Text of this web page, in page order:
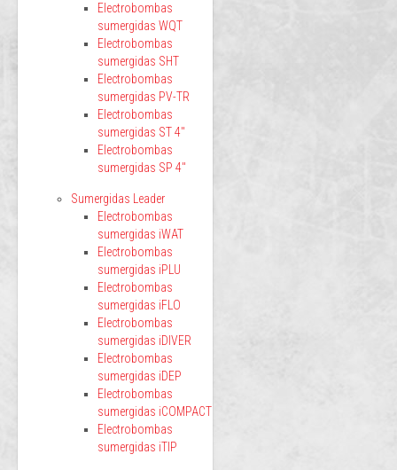
Electrobombas
sumergidas WQT
Electrobombas
sumergidas SHT
Electrobombas
sumergidas PV-TR
Electrobombas
sumergidas ST 4"
Electrobombas
sumergidas SP 4"
Sumergidas Leader
Electrobombas
sumergidas iWAT
Electrobombas
sumergidas iPLU
Electrobombas
sumergidas iFLO
Electrobombas
sumergidas iDIVER
Electrobombas
sumergidas iDEP
Electrobombas
sumergidas iCOMPACT
Electrobombas
sumergidas iTIP